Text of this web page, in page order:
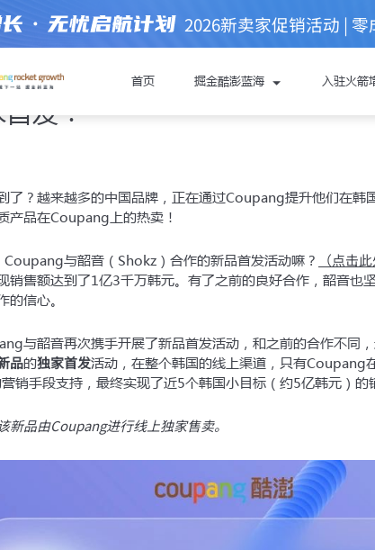
2026新卖家促销活动 |
首页 掘金酷澎蓝海 入驻火箭
前往注册或获取帮助：
通过极速开店模式入驻Coupang酷澎火箭增长
中国大陆有限公司企业营业执照
法定代表人手机号码及其话费月账单发票
第三方支付服务商收款账户
与极速开店服务商签订的协议履行确认书
*注意：需用法定代表人手机号进行账户注册
工具，一周热卖近5亿韩元！
发！
了？越来越多的中国品牌，正在通过Coupang提升他们在韩
产品在Coupang上的热卖！
与韶音（Shokz）合作的新品首发活动嘛？ （点击
销售额达到了1亿3千万韩元。有了之前的良好合作，韶音也
信心。
与韶音再次携手开展了新品首发活动，和之前的合作不同
品的独家首发活动，在整个韩国的线上渠道，只有Coupang
销手段支持，最终实现了近5个韩国小目标（约5亿韩元）的
新品由Coupang进行线上独家售卖。